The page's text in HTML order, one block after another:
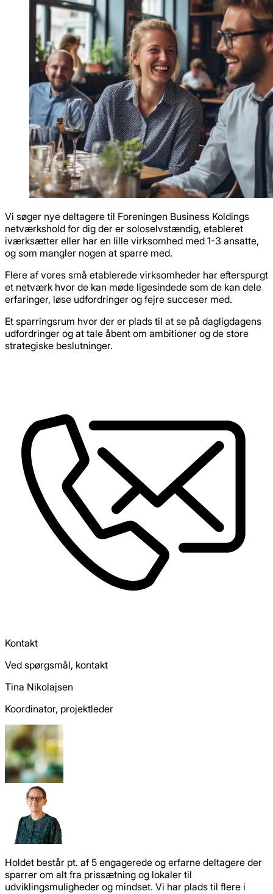
Vi søger nye deltagere til Foreningen Business Koldings
netværkshold for dig der er soloselvstændig, etableret
iværksætter eller har en lille virksomhed med 1-3 ansatte,
og som mangler nogen at sparre med.
Flere af vores små etablerede virksomheder har efterspurgt
et netværk hvor de kan møde ligesindede som de kan dele
erfaringer, løse udfordringer og fejre succeser med.
Et sparringsrum hvor der er plads til at se på dagligdagens
udfordringer og at tale åbent om ambitioner og de store
strategiske beslutninger.
Kontakt
Ved spørgsmål, kontakt
Tina Nikolajsen
Koordinator, projektleder
Holdet består pt. af 5 engagerede og erfarne deltagere der
sparrer om alt fra prissætning og lokaler til
udviklingsmuligheder og mindset. Vi har plads til flere i